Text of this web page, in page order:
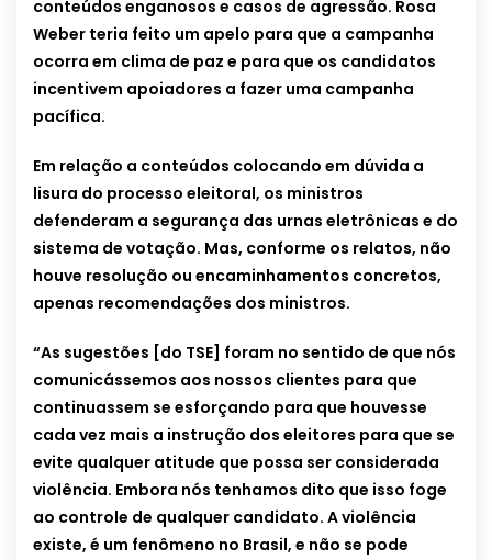
conteúdos enganosos e casos de agressão. Rosa
Weber teria feito um apelo para que a campanha
ocorra em clima de paz e para que os candidatos
incentivem apoiadores a fazer uma campanha
pacífica.
Em relação a conteúdos colocando em dúvida a
lisura do processo eleitoral, os ministros
defenderam a segurança das urnas eletrônicas e do
sistema de votação. Mas, conforme os relatos, não
houve resolução ou encaminhamentos concretos,
apenas recomendações dos ministros.
“As sugestões [do TSE] foram no sentido de que nós
comunicássemos aos nossos clientes para que
continuassem se esforçando para que houvesse
cada vez mais a instrução dos eleitores para que se
evite qualquer atitude que possa ser considerada
violência. Embora nós tenhamos dito que isso foge
ao controle de qualquer candidato. A violência
existe, é um fenômeno no Brasil, e não se pode